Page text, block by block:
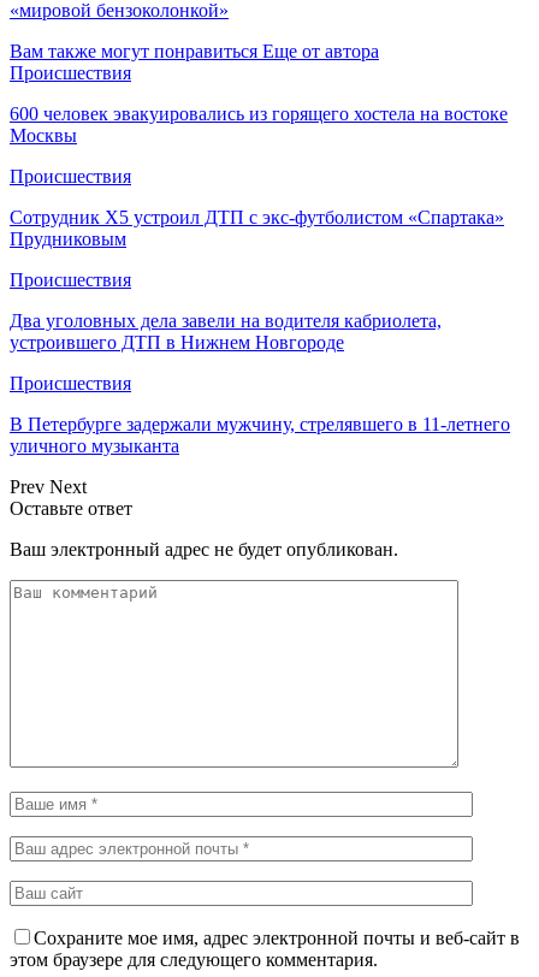
«мировой бензоколонкой»
Вам также могут понравиться Еще от автора
Происшествия
600 человек эвакуировались из горящего хостела на востоке
Москвы
Происшествия
Сотрудник Х5 устроил ДТП с экс-футболистом «Спартака»
Прудниковым
Происшествия
Два уголовных дела завели на водителя кабриолета,
устроившего ДТП в Нижнем Новгороде
Происшествия
В Петербурге задержали мужчину, стрелявшего в 11-летнего
уличного музыканта
Prev Next
Оставьте ответ
Ваш электронный адрес не будет опубликован.
Сохраните мое имя, адрес электронной почты и веб-сайт в
этом браузере для следующего комментария.